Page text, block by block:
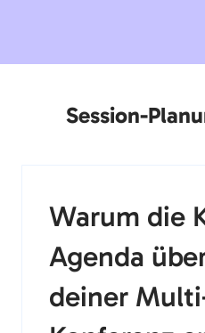
Session-
Warum die
Agenda
deiner